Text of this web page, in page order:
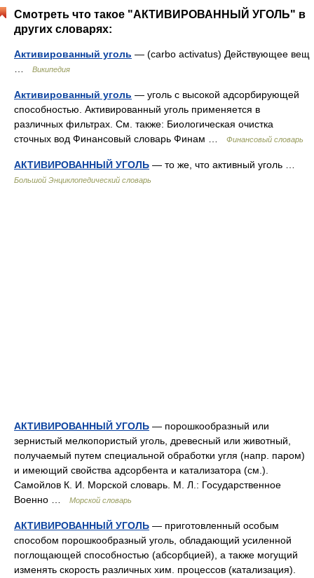
Смотреть что такое "АКТИВИРОВАННЫЙ УГОЛЬ" в
других словарях:
Активированный уголь — (carbo activatus) Действующее вещ
Википедия
Активированный уголь — уголь с высокой адсорбирующей
способностью. Активированный уголь применяется в
различных фильтрах. См. также: Биологическая очистка
сточных вод Финансовый словарь Финам …
Финансовый словарь
АКТИВИРОВАННЫЙ УГОЛЬ — то же, что активный уголь …
Большой Энциклопедический словарь
АКТИВИРОВАННЫЙ УГОЛЬ — порошкообразный или
зернистый мелкопористый уголь, древесный или животный,
получаемый путем специальной обработки угля (напр. паром)
и имеющий свойства адсорбента и катализатора (см.).
Самойлов К. И. Морской словарь. М. Л.: Государственное
Военно …
Морской словарь
АКТИВИРОВАННЫЙ УГОЛЬ — приготовленный особым
способом порошкообразный уголь, обладающий усиленной
поглощающей способностью (абсорбцией), а также могущий
изменять скорость различных хим. процессов (катализация).